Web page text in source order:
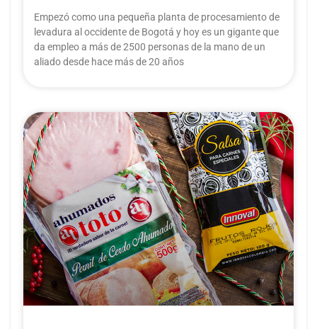
Empezó como una pequeña planta de procesamiento de
levadura al occidente de Bogotá y hoy es un gigante que
da empleo a más de 2500 personas de la mano de un
aliado desde hace más de 20 años